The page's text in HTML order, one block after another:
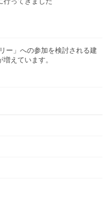
ー」への参加を検討される建
えています。